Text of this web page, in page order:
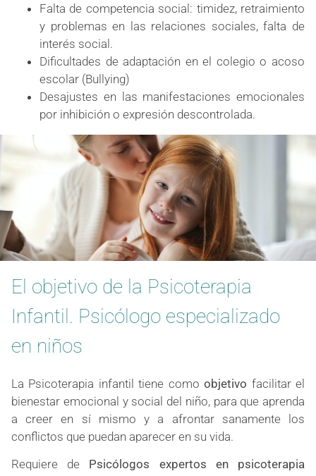
Falta de competencia social: timidez, retraimiento
y problemas en las relaciones sociales, falta de
interés social.
Dificultades de adaptación en el colegio o acoso
escolar (Bullying)
Desajustes en las manifestaciones emocionales
por inhibición o expresión descontrolada.
El objetivo de la Psicoterapia
Infantil. Psicólogo especializado
en niños
La Psicoterapia infantil tiene comoobjetivo facilitar el
bienestar emocional y social del niño, para que aprenda
a creer en sí mismo y a afrontar sanamente los
conflictos que puedan aparecer en su vida.
Requiere de Psicólogos expertos en psicoterapia